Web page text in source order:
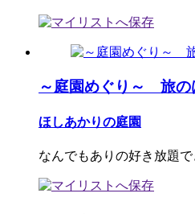
～庭園めぐり～ 旅の
ほしあかりの庭園
なんでもありの好き放題